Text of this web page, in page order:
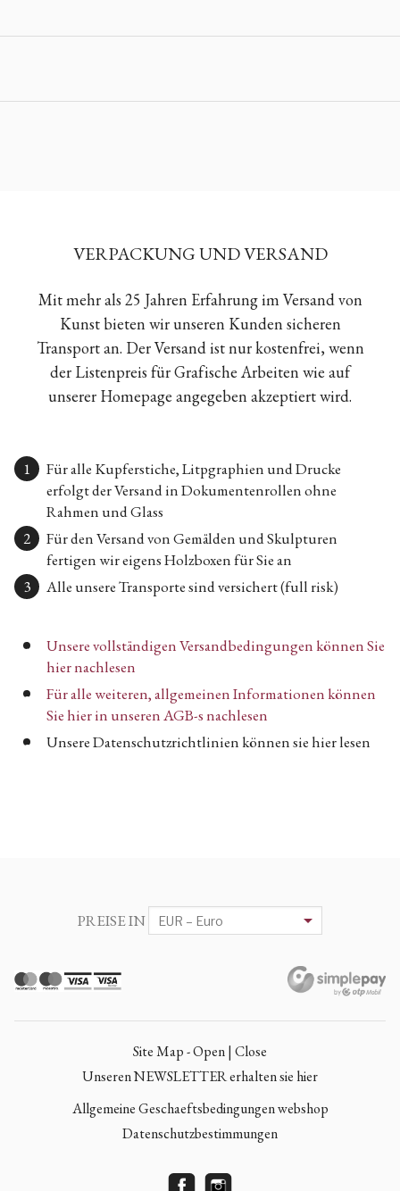
VERPACKUNG UND VERSAND
Mit mehr als 25 Jahren Erfahrung im Versand von
Kunst bieten wir unseren Kunden sicheren
Transport an. Der Versand ist nur kostenfrei, wenn
der Listenpreis für Grafische Arbeiten wie auf
unserer Homepage angegeben akzeptiert wird.
Für alle Kupferstiche, Litpgraphien und Drucke
erfolgt der Versand in Dokumentenrollen ohne
Rahmen und Glass
Für den Versand von Gemälden und Skulpturen
fertigen wir eigens Holzboxen für Sie an
Alle unsere Transporte sind versichert (full risk)
Unsere vollständigen Versandbedingungen können Sie
hier nachlesen
Für alle weiteren, allgemeinen Informationen können
Sie hier in unseren AGB-s nachlesen
Unsere Datenschutzrichtlinien können sie hier lesen
PREISE IN
Site Map - Open | Close
Unseren NEWSLETTER erhalten sie hier
Allgemeine Geschaeftsbedingungen webshop
Datenschutzbestimmungen